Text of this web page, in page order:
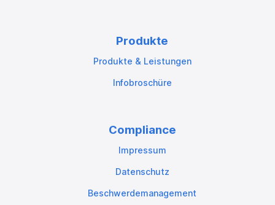
Produkte
Produkte & Leistungen
Infobroschüre
Compliance
Impressum
Datenschutz
Beschwerdemanagement